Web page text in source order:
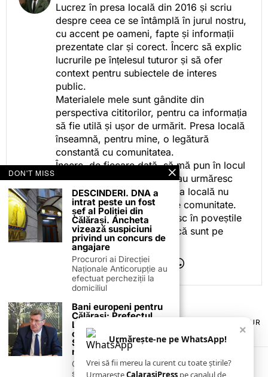
Lucrez în presa locală din 2016 și scriu
despre ceea ce se întâmplă în jurul nostru,
cu accent pe oameni, fapte și informații
prezentate clar și corect. Încerc să explic
lucrurile pe înțelesul tuturor și să ofer
context pentru subiectele de interes
public.
Materialele mele sunt gândite din
perspectiva cititorilor, pentru ca informația
să fie utilă și ușor de urmărit. Presa locală
înseamnă, pentru mine, o legătură
constantă cu comunitatea.
Încerc, de fiecare dată, să mă pun în locul
celor care citesc, privesc sau urmăresc
ceea ce fac. Pentru că presa locală nu
este despre mine, ci despre comunitate.
Iar dacă oamenii se regăsesc în poveștile
pe care le spun, înseamnă că sunt pe
drumul bun.
TERMENI ȘI CONDIȚII
POLITICA DE ANULARE & RETUR
PUBLICITATE ONLINE & TIPĂRITĂ
CONTACT
ZIARUL ANUNȚUL CĂLĂRĂȘEAN
×
Urmărește-ne pe WhatsApp!
Vrei să fii mereu la curent cu toate știrile?
UrmareșteCalarasiPress pe canalul de
DON'T MISS
DESCINDERI. DNA a
intrat peste un fost
șef al Poliției din
Călărași. Ancheta
vizează suspiciuni
privind un concurs de
angajare
Procurori ai Direcției
Naționale Anticorupție au
efectuat percheziții la
domiciliul
Bani europeni pentru
Călărași: Prefectul
Laurențiu State anunță
colaborarea cu ADR
Sud-Muntenia pentru
noi finanțări
Călărașul se pregătește
să intre pe harta